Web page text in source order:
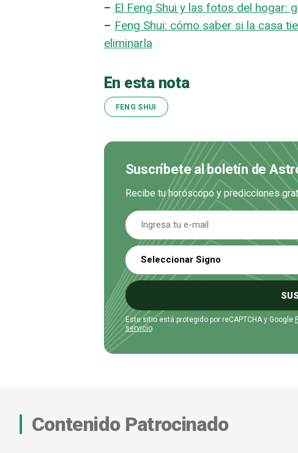
– El Feng Shui y las fotos del hogar:
– Feng Shui: cómo saber si la casa
eliminarla
En esta nota
FENG SHUI
Suscríbete al boletín de
Recibe tu horóscopo y predicciones
Seleccionar Signo
Este sitio está protegido por reCAPTCHA y Google
servicio.
Contenido Patrocinado